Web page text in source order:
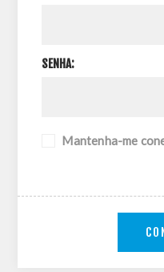
SENHA:
Mantenha-me